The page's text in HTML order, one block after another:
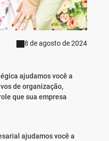
8 de agosto de 2024
ajudamos você a
de organização,
que sua empresa
ajudamos você a